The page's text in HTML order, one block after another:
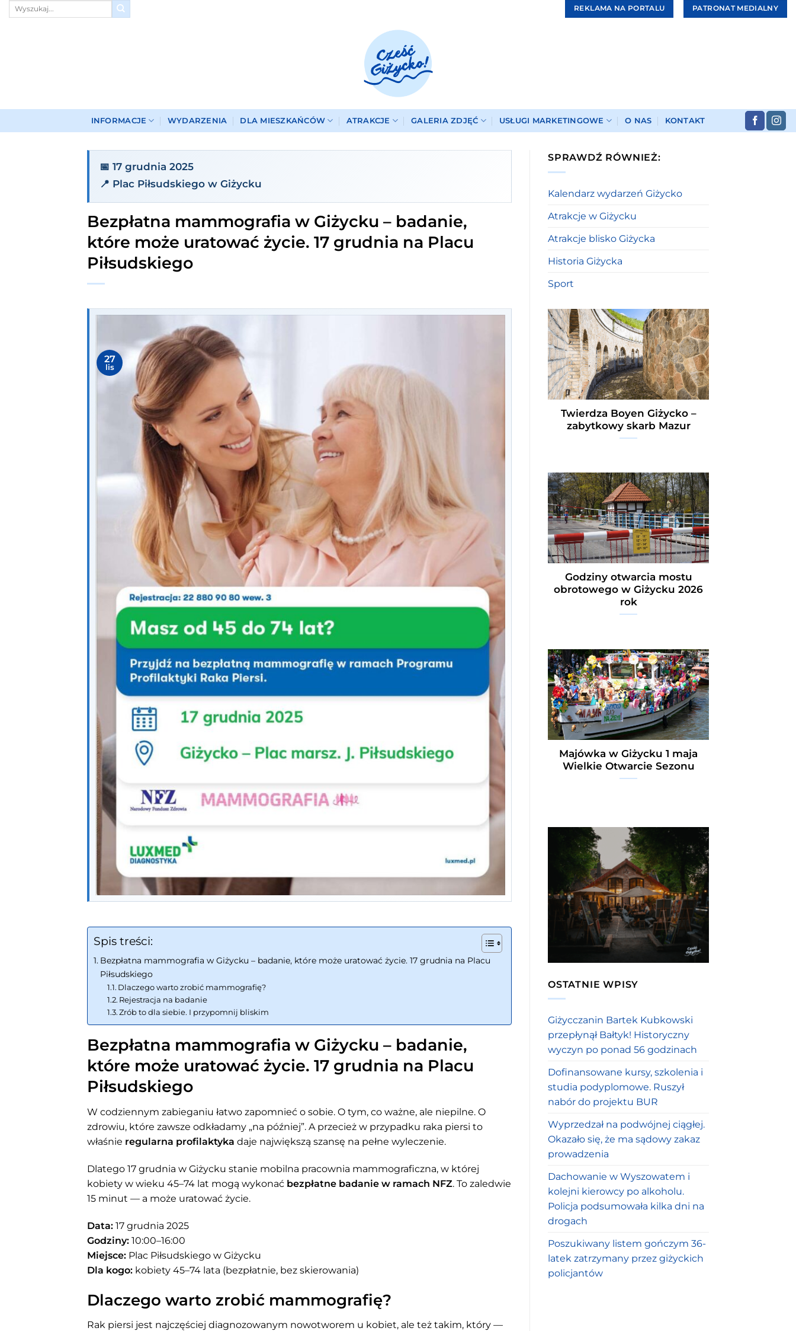
Przewiń
REKLAMA NA PORTALU PATRONAT MEDIALNY
INFORMACJE WYDARZENIA DLA MIESZKAŃCÓW ATRAKCJE GALERIA ZDJĘĆ USŁUGI MARKETINGOWE O NAS KONTAKT
📅 17 grudnia 2025
📍 Plac Piłsudskiego w Giżycku
Bezpłatna mammografia w Giżycku – badanie,
które może uratować życie. 17 grudnia na Placu
Piłsudskiego
27
lis
Spis treści:
Bezpłatna mammografia w Giżycku – badanie, które może uratować życie. 17 grudnia na Placu
Piłsudskiego
Dlaczego warto zrobić mammografię?
Rejestracja na badanie
Zrób to dla siebie. I przypomnij bliskim
Bezpłatna mammografia w Giżycku – badanie,
które może uratować życie. 17 grudnia na Placu
Piłsudskiego
W codziennym zabieganiu łatwo zapomnieć o sobie. O tym, co ważne, ale niepilne. O
zdrowiu, które zawsze odkładamy „na później”. A przecież w przypadku raka piersi to
właśnie regularna profilaktyka daje największą szansę na pełne wyleczenie.
Dlatego 17 grudnia w Giżycku stanie mobilna pracownia mammograficzna, w której
kobiety w wieku 45–74 lat mogą wykonać bezpłatne badanie w ramach NFZ. To zaledwie
15 minut — a może uratować życie.
Data: 17 grudnia 2025
Godziny: 10:00–16:00
Miejsce: Plac Piłsudskiego w Giżycku
Dla kogo: kobiety 45–74 lata (bezpłatnie, bez skierowania)
Dlaczego warto zrobić mammografię?
Rak piersi jest najczęściej diagnozowanym nowotworem u kobiet, ale też takim, który —
SPRAWDŹ RÓWNIEŻ:
Kalendarz wydarzeń Giżycko
Atrakcje w Giżycku
Atrakcje blisko Giżycka
Historia Giżycka
Sport
Twierdza Boyen Giżycko –
zabytkowy skarb Mazur
Godziny otwarcia mostu
obrotowego w Giżycku 2026
rok
Majówka w Giżycku 1 maja
Wielkie Otwarcie Sezonu
OSTATNIE WPISY
Giżycczanin Bartek Kubkowski
przepłynął Bałtyk! Historyczny
wyczyn po ponad 56 godzinach
Dofinansowane kursy, szkolenia i
studia podyplomowe. Ruszył
nabór do projektu BUR
Wyprzedzał na podwójnej ciągłej.
Okazało się, że ma sądowy zakaz
prowadzenia
Dachowanie w Wyszowatem i
kolejni kierowcy po alkoholu.
Policja podsumowała kilka dni na
drogach
Poszukiwany listem gończym 36-
latek zatrzymany przez giżyckich
policjantów